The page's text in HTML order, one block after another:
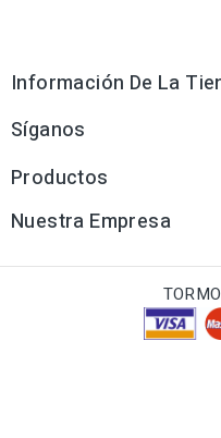
Información De La
Síganos
Productos
Nuestra Empresa